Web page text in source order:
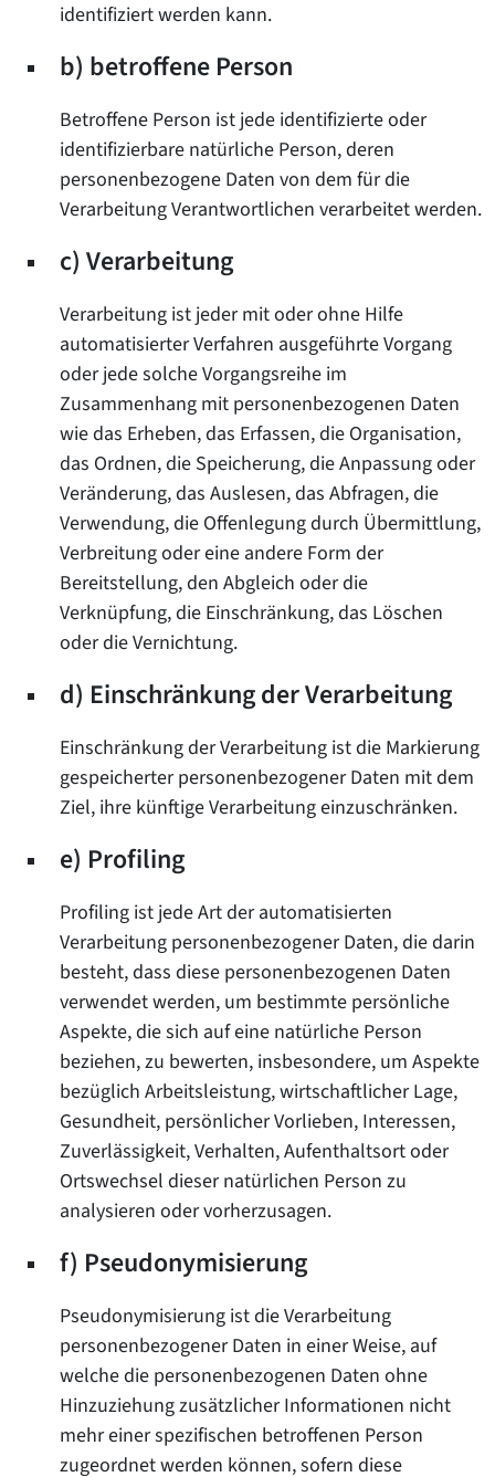
identifiziert werden kann.
b) betroffene Person
Betroffene Person ist jede identifizierte oder
identifizierbare natürliche Person, deren
personenbezogene Daten von dem für die
Verarbeitung Verantwortlichen verarbeitet werden.
c) Verarbeitung
Verarbeitung ist jeder mit oder ohne Hilfe
automatisierter Verfahren ausgeführte Vorgang
oder jede solche Vorgangsreihe im
Zusammenhang mit personenbezogenen Daten
wie das Erheben, das Erfassen, die Organisation,
das Ordnen, die Speicherung, die Anpassung oder
Veränderung, das Auslesen, das Abfragen, die
Verwendung, die Offenlegung durch Übermittlung,
Verbreitung oder eine andere Form der
Bereitstellung, den Abgleich oder die
Verknüpfung, die Einschränkung, das Löschen
oder die Vernichtung.
d) Einschränkung der Verarbeitung
Einschränkung der Verarbeitung ist die Markierung
gespeicherter personenbezogener Daten mit dem
Ziel, ihre künftige Verarbeitung einzuschränken.
e) Profiling
Profiling ist jede Art der automatisierten
Verarbeitung personenbezogener Daten, die darin
besteht, dass diese personenbezogenen Daten
verwendet werden, um bestimmte persönliche
Aspekte, die sich auf eine natürliche Person
beziehen, zu bewerten, insbesondere, um Aspekte
bezüglich Arbeitsleistung, wirtschaftlicher Lage,
Gesundheit, persönlicher Vorlieben, Interessen,
Zuverlässigkeit, Verhalten, Aufenthaltsort oder
Ortswechsel dieser natürlichen Person zu
analysieren oder vorherzusagen.
f) Pseudonymisierung
Pseudonymisierung ist die Verarbeitung
personenbezogener Daten in einer Weise, auf
welche die personenbezogenen Daten ohne
Hinzuziehung zusätzlicher Informationen nicht
mehr einer spezifischen betroffenen Person
zugeordnet werden können, sofern diese